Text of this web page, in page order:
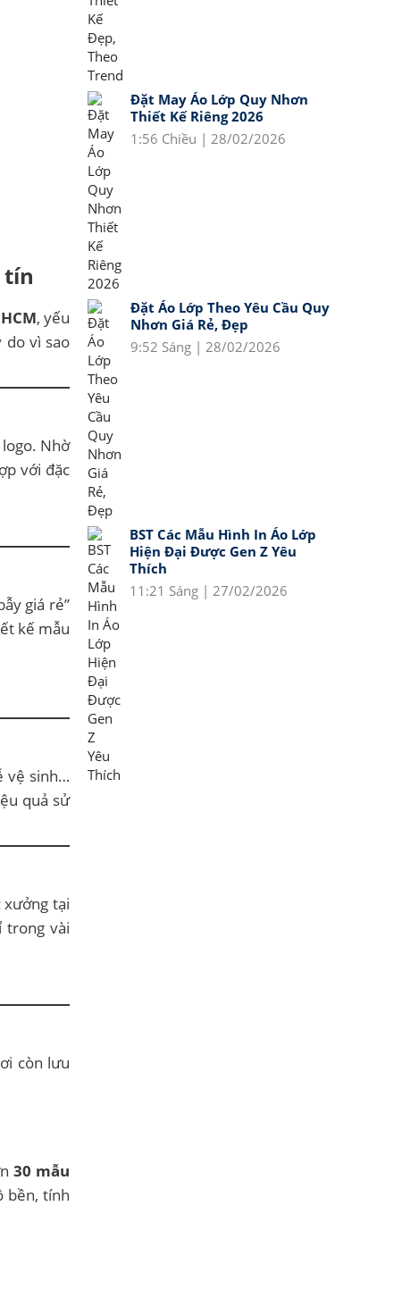
tín
, yếu
do vì sao
Nhờ
với đặc
giá rẻ”
kế mẫu
vệ sinh…
quả sử
xưởng tại
trong vài
còn lưu
30 mẫu
bền, tính
Đặt May Áo Lớp Quy Nhơn
Thiết Kế Riêng 2026
1:56 Chiều | 28/02/2026
Đặt Áo Lớp Theo Yêu Cầu Quy
Nhơn Giá Rẻ, Đẹp
9:52 Sáng | 28/02/2026
BST Các Mẫu Hình In Áo Lớp
Hiện Đại Được Gen Z Yêu
Thích
11:21 Sáng | 27/02/2026